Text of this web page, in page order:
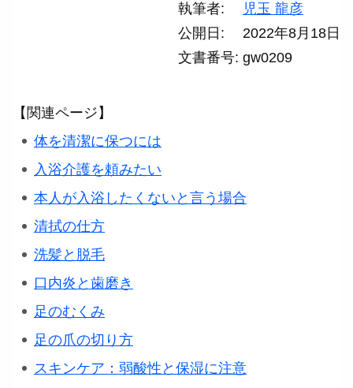
執筆者
児玉 龍彦
公開日
2022年8月18日
文書番号 gw0209
【関連ページ】
体を清潔に保つには
入浴介護を頼みたい
本人が入浴したくないと言う場合
清拭の仕方
洗髪と脱毛
口内炎と歯磨き
足のむくみ
足の爪の切り方
スキンケア：弱酸性と保湿に注意